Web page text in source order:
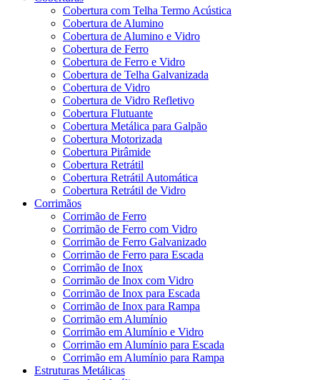
Cobertura com Telha Termo Acústica
Cobertura de Alumino
Cobertura de Alumino e Vidro
Cobertura de Ferro
Cobertura de Ferro e Vidro
Cobertura de Telha Galvanizada
Cobertura de Vidro
Cobertura de Vidro Refletivo
Cobertura Flutuante
Cobertura Metálica para Galpão
Cobertura Motorizada
Cobertura Pirâmide
Cobertura Retrátil
Cobertura Retrátil Automática
Cobertura Retrátil de Vidro
Corrimãos
Corrimão de Ferro
Corrimão de Ferro com Vidro
Corrimão de Ferro Galvanizado
Corrimão de Ferro para Escada
Corrimão de Inox
Corrimão de Inox com Vidro
Corrimão de Inox para Escada
Corrimão de Inox para Rampa
Corrimão em Alumínio
Corrimão em Alumínio e Vidro
Corrimão em Alumínio para Escada
Corrimão em Alumínio para Rampa
Estruturas Metálicas